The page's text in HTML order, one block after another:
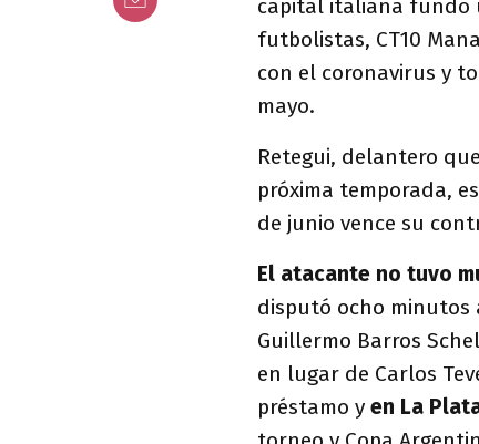
capital italiana fundó
futbolistas, CT10
con el coronavirus y
mayo.
Retegui, delantero
próxima temporada,
de junio vence su
El atacante no tuvo
disputó ocho minutos
Guillermo Barros
en lugar de Carlos
préstamo y en La